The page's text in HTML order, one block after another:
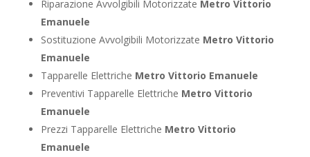
Riparazione Avvolgibili Motorizzate Metro Vittorio
Emanuele
Sostituzione Avvolgibili Motorizzate Metro Vittorio
Emanuele
Tapparelle Elettriche Metro Vittorio Emanuele
Preventivi Tapparelle Elettriche Metro Vittorio
Emanuele
Prezzi Tapparelle Elettriche Metro Vittorio
Emanuele